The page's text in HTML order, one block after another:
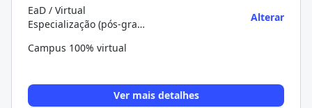
EaD / Virtual
Especialização (pós-graduação)
Alterar
Campus 100% virtual
Ver mais detalhes